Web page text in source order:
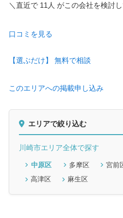
＼直近で 11人 がこの会社を検討
口コミを見る
【選ぶだけ】 無料で相談
このエリアへの掲載申し込み
エリアで絞り込む
川崎市エリア全体で探す
中原区 多摩区 宮前
高津区
麻生区